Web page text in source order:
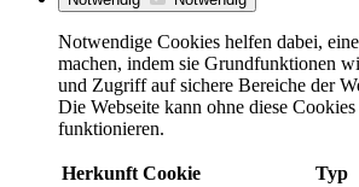
Notwendige Cookies helfen dabei,
machen, indem sie Grundfunktionen
und Zugriff auf sichere Bereiche der
Die Webseite kann ohne diese
funktionieren.
Herkunft Cookie Typ